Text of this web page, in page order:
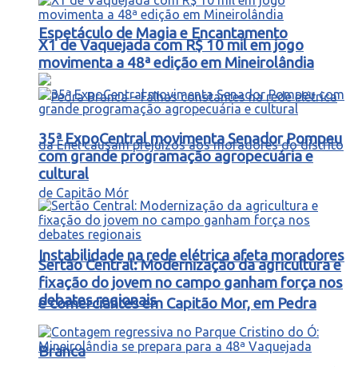
Espetáculo de Magia e Encantamento
Instabilidade na rede elétrica afeta moradores
e comerciantes em Capitão Mor, em Pedra
Branca
X1 de Vaquejada com R$ 10 mil em jogo
movimenta a 48ª edição em Mineirolândia
35ª ExpoCentral movimenta Senador Pompeu
com grande programação agropecuária e
cultural
Sertão Central: Modernização da agricultura e
fixação do jovem no campo ganham força nos
debates regionais